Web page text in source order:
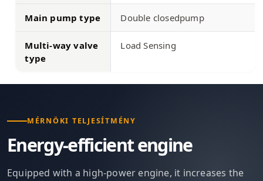
Main pump type Double closedpump
Multi-way valve
type
Load Sensing
MÉRNÖKI TELJESÍTMÉNY
Energy-efficient engine
Equipped with a high-power engine, it increases the